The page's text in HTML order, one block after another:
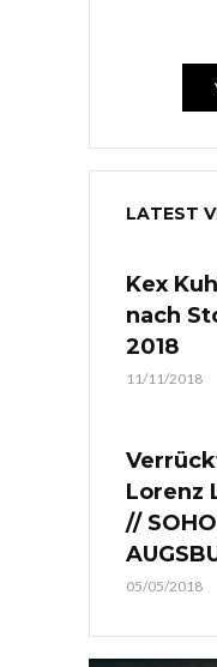
LATEST
Kex
nach
2018
11/11/2018
Lorenz
//
05/05/2018